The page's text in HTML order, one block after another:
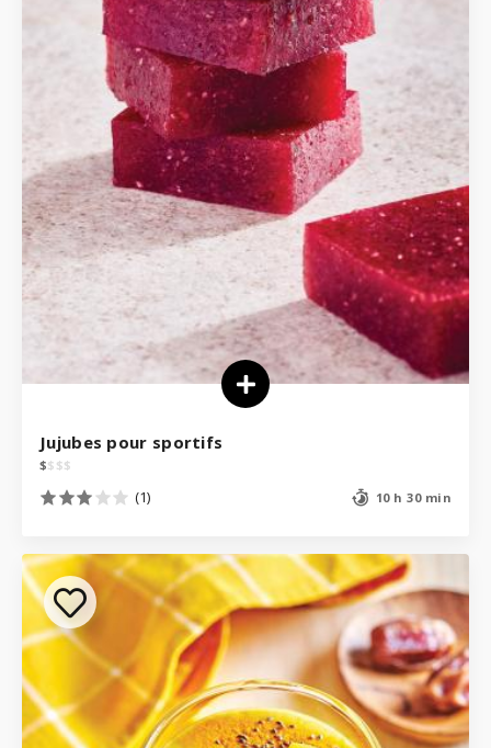
Jujubes pour sportifs
$$ $$
(1) 10 h 30 min